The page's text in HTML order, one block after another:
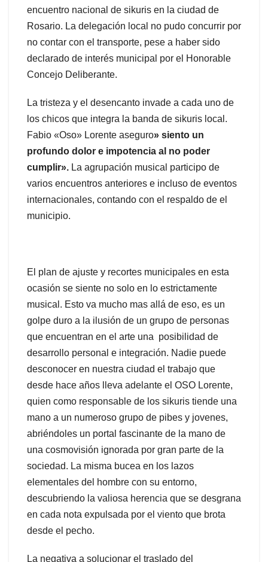
encuentro nacional de sikuris en la ciudad de
Rosario. La delegación local no pudo concurrir por
no contar con el transporte, pese a haber sido
declarado de interés municipal por el Honorable
Concejo Deliberante.
La tristeza y el desencanto invade a cada uno de
los chicos que integra la banda de sikuris local.
Fabio «Oso» Lorente aseguro» siento un
profundo dolor e impotencia al no poder
cumplir». La agrupación musical participo de
varios encuentros anteriores e incluso de eventos
internacionales, contando con el respaldo de el
municipio.
El plan de ajuste y recortes municipales en esta
ocasión se siente no solo en lo estrictamente
musical. Esto va mucho mas allá de eso, es un
golpe duro a la ilusión de un grupo de personas
que encuentran en el arte una posibilidad de
desarrollo personal e integración. Nadie puede
desconocer en nuestra ciudad el trabajo que
desde hace años lleva adelante el OSO Lorente,
quien como responsable de los sikuris tiende una
mano a un numeroso grupo de pibes y jovenes,
abriéndoles un portal fascinante de la mano de
una cosmovisión ignorada por gran parte de la
sociedad. La misma bucea en los lazos
elementales del hombre con su entorno,
descubriendo la valiosa herencia que se desgrana
en cada nota expulsada por el viento que brota
desde el pecho.
La negativa a solucionar el traslado del